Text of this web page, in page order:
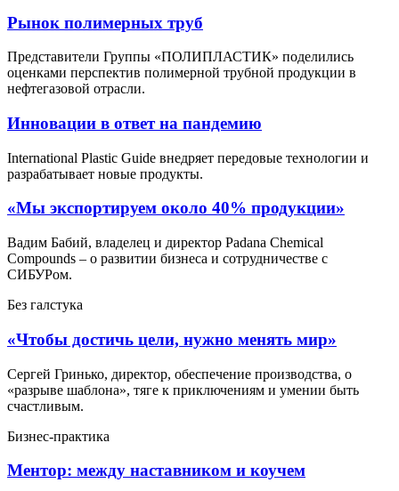
Рынок полимерных труб
Представители Группы «ПОЛИПЛАСТИК» поделились
оценками перспектив полимерной трубной продукции в
нефтегазовой отрасли.
Инновации в ответ на пандемию
International Plastic Guide внедряет передовые технологии и
разрабатывает новые продукты.
«Мы экспортируем около 40% продукции»
Вадим Бабий, владелец и директор Padana Chemical
Compounds – о развитии бизнеса и сотрудничестве с
СИБУРом.
Без галстука
«Чтобы достичь цели, нужно менять мир»
Сергей Гринько, директор, обеспечение производства, о
«разрыве шаблона», тяге к приключениям и умении быть
счастливым.
Бизнес-практика
Ментор: между наставником и коучем